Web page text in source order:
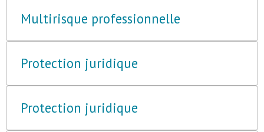
Multirisque professionnelle
Protection juridique
Protection juridique